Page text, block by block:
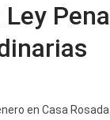
en Casa